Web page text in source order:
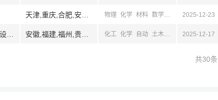
物理 化学 材料 数学 统计 电子 计算机
2025-12-23
化工 化学 自动 土木 建筑 2025-12-17
共30条